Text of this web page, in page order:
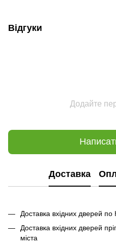
Відгуки
Додайте
Доставка
Доставка вхідних дверей
Доставка вхідних дверей
міста